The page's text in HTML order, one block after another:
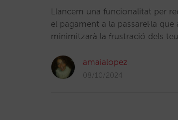
Llancem una funcionalitat per
el pagament a la passarel·la
minimitzarà la frustració dels
amaialopez
08/10/2024